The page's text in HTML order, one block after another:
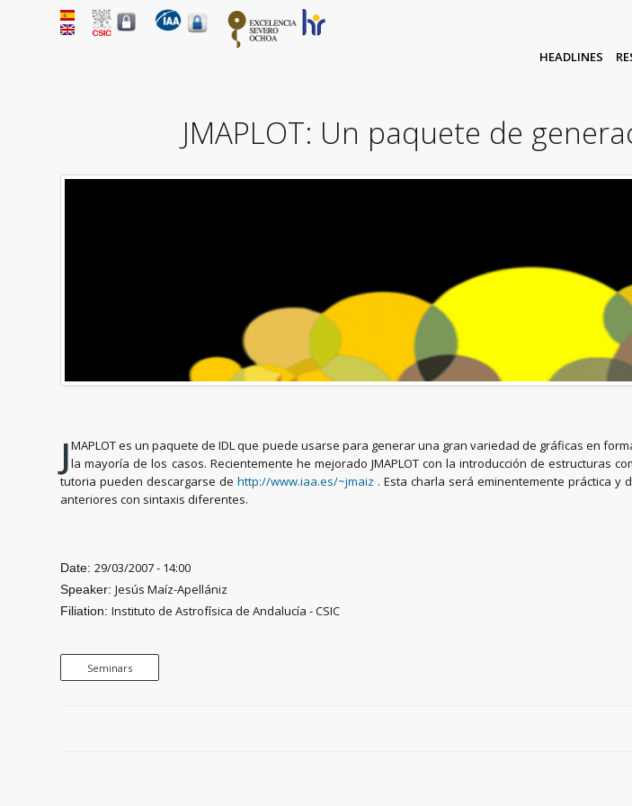
HEADLINES
JMAPLOT: Un paquete de
JMAPLOT es un paquete de IDL que puede usarse para generar una gran variedad de gráficas en
la mayoría de los casos. Recientemente he mejorado JMAPLOT con la introducción de
tutoria pueden descargarse dehttp://www.iaa.es/~jmaiz . Esta charla será eminentemente práctica
anteriores con sintaxis diferentes.
Date:29/03/2007 - 14:00
Speaker:Jesús Maíz-Apellániz
Filiation:Instituto de Astrofísica de Andalucía - CSIC
Seminars